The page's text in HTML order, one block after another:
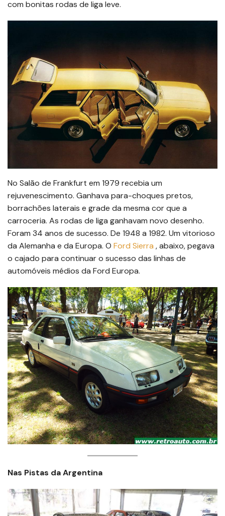
com bonitas rodas de liga leve.
No Salão de Frankfurt em 1979 recebia um
rejuvenescimento. Ganhava para-choques pretos,
borrachões laterais e grade da mesma cor que a
carroceria. As rodas de liga ganhavam novo desenho.
Foram 34 anos de sucesso. De 1948 a 1982. Um vitorioso
da Alemanha e da Europa. O Ford Sierra , abaixo, pegava
o cajado para continuar o sucesso das linhas de
automóveis médios da Ford Europa.
Nas Pistas da Argentina